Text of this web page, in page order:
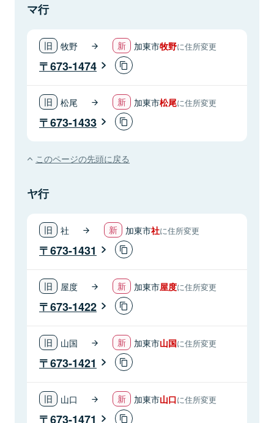
マ行
牧野 加東市牧野に住所変更
673-1474
松尾 加東市松尾に住所変更
673-1433
このページの先頭に戻る
ヤ行
社 加東市社に住所変更
673-1431
屋度 加東市屋度に住所変更
673-1422
山国 加東市山国に住所変更
673-1421
山口 加東市山口に住所変更
673-1471